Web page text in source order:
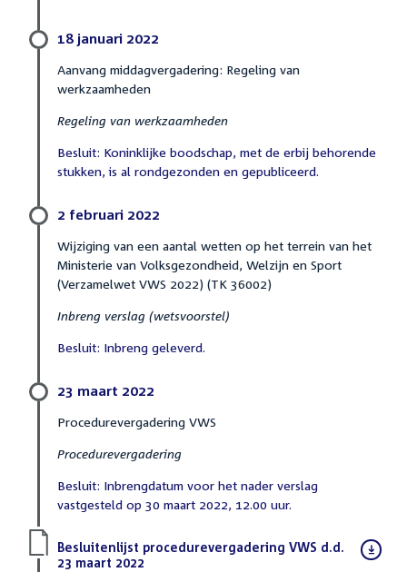
18 januari 2022
Aanvang middagvergadering: Regeling van
werkzaamheden
Regeling van werkzaamheden
Besluit: Koninklijke boodschap, met de erbij behorende
stukken, is al rondgezonden en gepubliceerd.
2 februari 2022
Wijziging van een aantal wetten op het terrein van het
Ministerie van Volksgezondheid, Welzijn en Sport
(Verzamelwet VWS 2022) (TK 36002)
Inbreng verslag (wetsvoorstel)
Besluit: Inbreng geleverd.
23 maart 2022
Procedurevergadering VWS
Procedurevergadering
Besluit: Inbrengdatum voor het nader verslag
vastgesteld op 30 maart 2022, 12.00 uur.
Download
bestand:
Besluitenlijst procedurevergadering VWS d.d.
23 maart 2022